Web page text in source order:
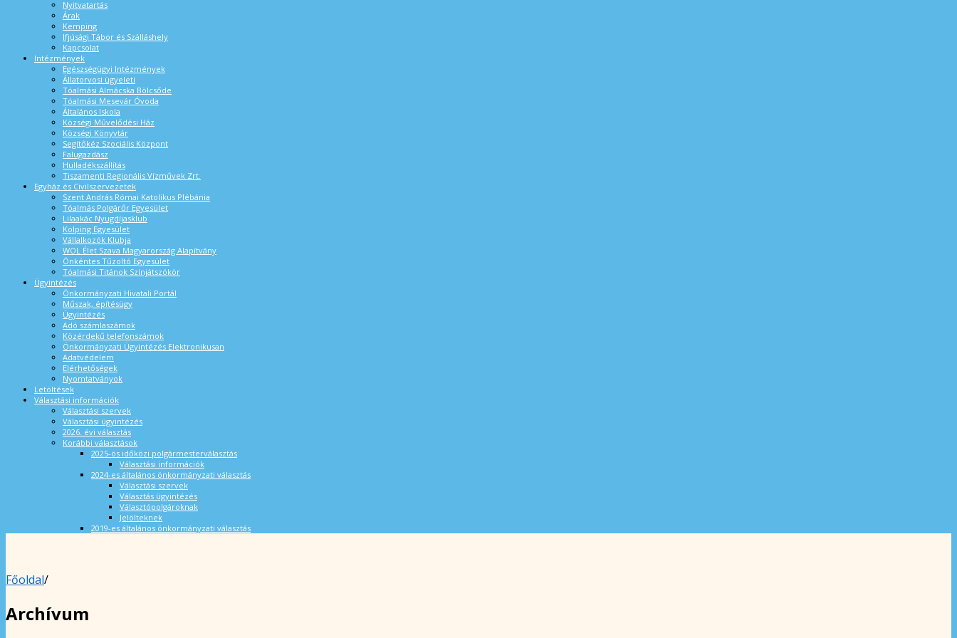
Nyitvatartás
Árak
Kemping
Ifjúsági Tábor és Szálláshely
Kapcsolat
Intézmények
Egészségügyi Intézmények
Állatorvosi ügyeleti
Tóalmási Almácska Bölcsőde
Tóalmási Mesevár Óvoda
Általános Iskola
Községi Művelődési Ház
Községi Könyvtár
Segítőkéz Szociális Központ
Falugazdász
Hulladékszállítás
Tiszamenti Regionális Vízművek Zrt.
Egyház és Civilszervezetek
Szent András Római Katolikus Plébánia
Tóalmás Polgárőr Egyesület
Lilaakác Nyugdíjasklub
Kolping Egyesület
Vállalkozók Klubja
WOL Élet Szava Magyarország Alapítvány
Önkéntes Tűzoltó Egyesület
Tóalmási Titánok Színjátszókör
Ügyintézés
Önkormányzati Hivatali Portál
Műszak, építésügy
Ügyintézés
Adó számlaszámok
Közérdekű telefonszámok
Önkormányzati Ügyintézés Elektronikusan
Adatvédelem
Elérhetőségek
Nyomtatványok
Letöltések
Választási információk
Választási szervek
Választási ügyintézés
2026. évi választás
Korábbi választások
2025-ös időközi polgármesterválasztás
Választási információk
2024-es általános önkormányzati választás
Választási szervek
Választás ügyintézés
Választópolgároknak
Jelölteknek
2019-es általános önkormányzati választás
Főoldal/
Archívum